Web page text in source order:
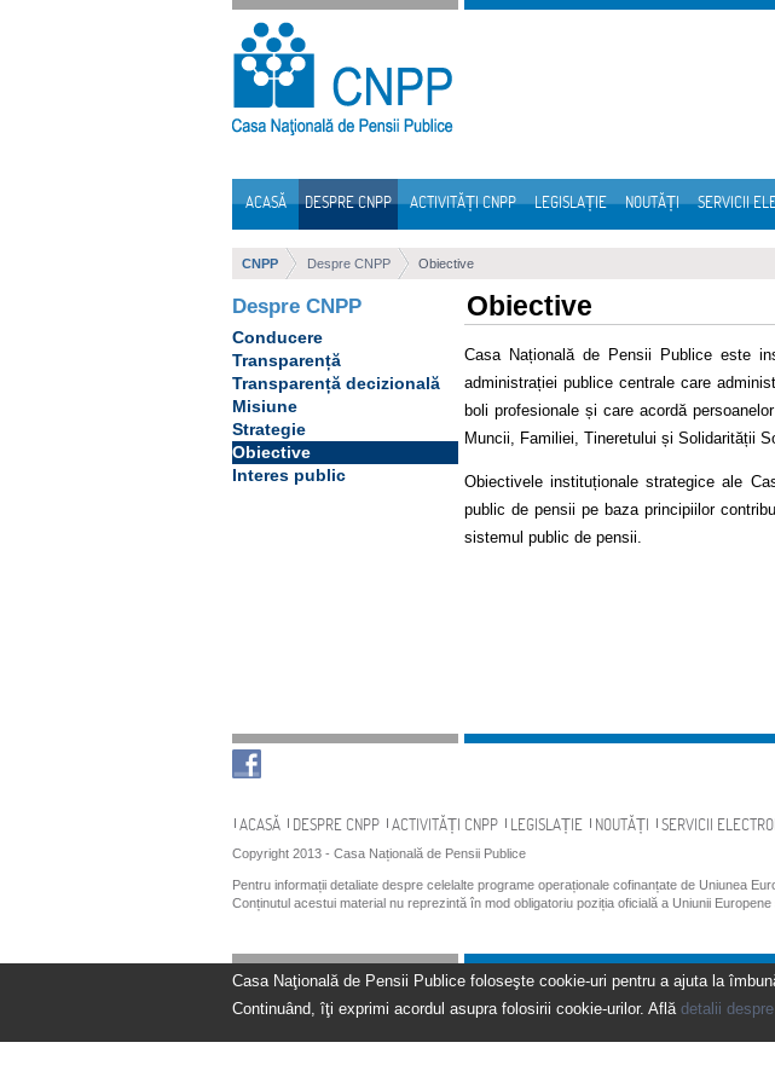
Sari la continut
ACASĂ DESPRE CNPP ACTIVITĂȚI CNPP LEGISLAȚIE NOUTĂȚI SERVICII
CNPP Despre CNPP Obiective
Despre CNPP
Conducere
Transparență
Transparență decizională
Misiune
Strategie
Obiective
Interes public
Obiective
Casa Națională de Pensii Publice este
administrației publice centrale care
boli profesionale și care acordă
Muncii, Familiei, Tineretului și Solidarității
Obiectivele instituționale strategice ale
public de pensii pe baza principiilor
sistemul public de pensii.
Navigare
ACASĂ DESPRE CNPP ACTIVITĂȚI CNPP LEGISLAȚIE NOUTĂȚI SERVICII
Copyright 2013 - Casa Națională de Pensii Publice
Pentru informații detaliate despre celelalte programe operaționale cofinanțate de Uniunea
Conținutul acestui material nu reprezintă în mod obligatoriu poziția oficială a Uniunii
Casa Naţională de Pensii Publice foloseşte cookie-uri pentru a ajuta la
Continuând, îţi exprimi acordul asupra folosirii cookie-urilor. Află detalii